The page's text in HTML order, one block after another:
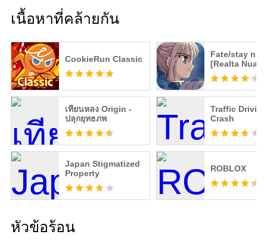
เนื้อหาที่คล้ายกัน
CookieRun Classic
Fate/stay
[Realta Nua]
เทียนหลง Origin -
ปลุกยุทธภพ
Traffic
Crash
Japan Stigmatized
Property
ROBLOX
หัวข้อร้อน